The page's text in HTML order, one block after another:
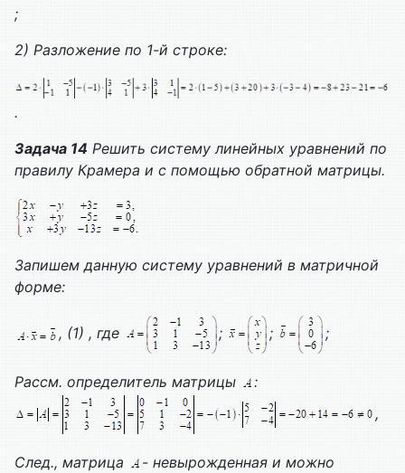
;
2) Разложение по 1-й строке:
.
Задача 14 Решить систему линейных уравнений по
правилу Крамера и с помощью обратной матрицы.
Запишем данную систему уравнений в матричной
форме:
, (1) , где ; ; ;
Рассм. определитель матрицы
:
,
След., матрица
- невырожденная и можно